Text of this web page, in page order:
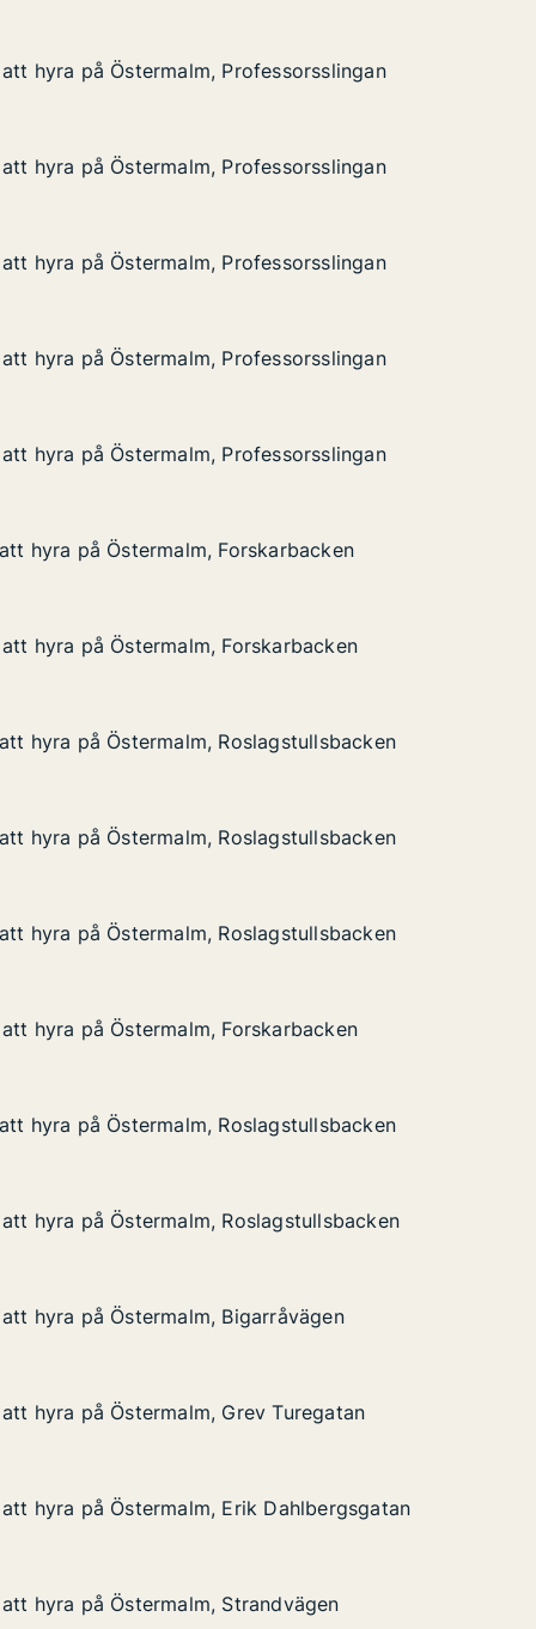
Professorsslingan
hyra på Östermalm, Professorsslingan
hyra på Östermalm, Professorsslingan
Professorsslingan
hyra på Östermalm, Professorsslingan
hyra på Östermalm, Professorsslingan
Professorsslingan
hyra på Östermalm, Professorsslingan
hyra på Östermalm, Professorsslingan
Professorsslingan
hyra på Östermalm, Professorsslingan
hyra på Östermalm, Professorsslingan
Professorsslingan
hyra på Östermalm, Professorsslingan
hyra på Östermalm, Professorsslingan
Forskarbacken
hyra på Östermalm, Forskarbacken
hyra på Östermalm, Forskarbacken
Forskarbacken
hyra på Östermalm, Forskarbacken
hyra på Östermalm, Forskarbacken
Roslagstullsbacken
hyra på Östermalm, Roslagstullsbacken
hyra på Östermalm, Roslagstullsbacken
Roslagstullsbacken
hyra på Östermalm, Roslagstullsbacken
hyra på Östermalm, Roslagstullsbacken
Roslagstullsbacken
hyra på Östermalm, Roslagstullsbacken
hyra på Östermalm, Roslagstullsbacken
Forskarbacken
hyra på Östermalm, Forskarbacken
hyra på Östermalm, Forskarbacken
Roslagstullsbacken
hyra på Östermalm, Roslagstullsbacken
hyra på Östermalm, Roslagstullsbacken
Roslagstullsbacken
hyra på Östermalm, Roslagstullsbacken
hyra på Östermalm, Roslagstullsbacken
Östermalm, Bigarråvägen
hyra på Östermalm, Bigarråvägen
hyra på Östermalm, Bigarråvägen
Grev Turegatan
hyra på Östermalm, Grev Turegatan
hyra på Östermalm, Grev Turegatan
Östermalm, Erik Dahlbergsgatan
hyra på Östermalm, Erik Dahlbergsgatan
hyra på Östermalm, Erik Dahlbergsgatan
Östermalm, Strandvägen
hyra på Östermalm, Strandvägen
hyra på Östermalm, Strandvägen